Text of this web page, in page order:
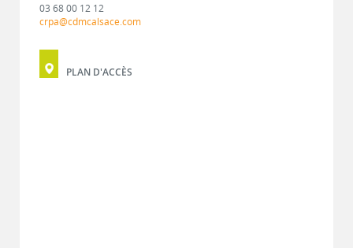
03 68 00 12 12
crpa@cdmcalsace.com
PLAN D'ACCÈS